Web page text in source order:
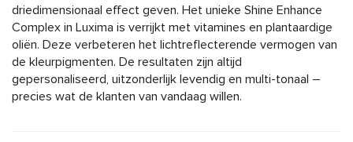
driedimensionaal effect geven. Het unieke Shine Enhance
Complex in Luxima is verrijkt met vitamines en plantaardige
oliën. Deze verbeteren het lichtreflecterende vermogen van
de kleurpigmenten. De resultaten zijn altijd
gepersonaliseerd, uitzonderlijk levendig en multi-tonaal –
precies wat de klanten van vandaag willen.